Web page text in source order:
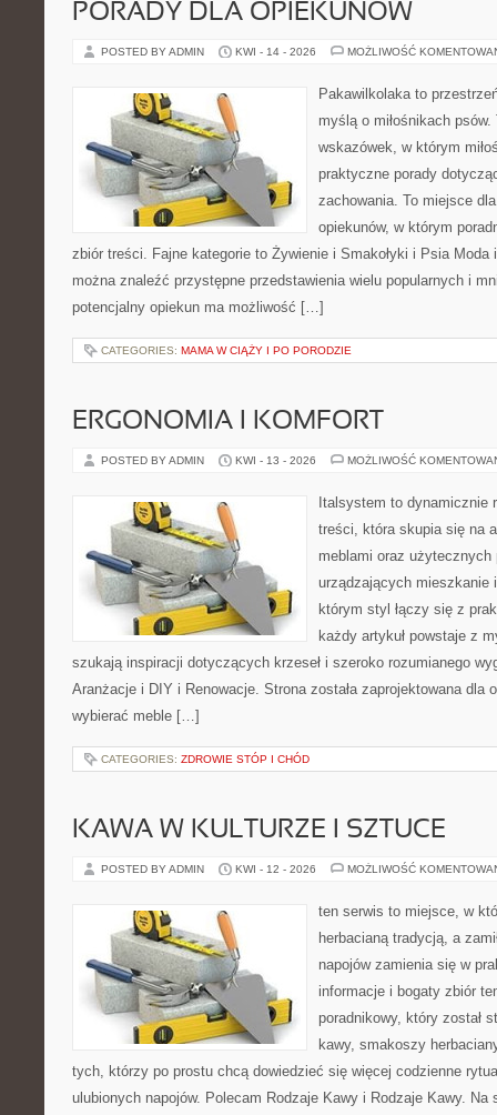
PORADY DLA OPIEKUNÓW
POSTED BY ADMIN KWI - 14 - 2026 MOŻLIWOŚĆ
Pakawilkolaka to
myślą o miłośnikach
wskazówek, w którym
praktyczne porady
zachowania. To miejsce
opiekunów, w którym
zbiór treści. Fajne kategorie to Żywienie i Smakołyki i Psia Moda
można znaleźć przystępne przedstawienia wielu popularnych i
potencjalny opiekun ma możliwość […]
CATEGORIES: MAMA W CIĄŻY I PO PORODZIE
ERGONOMIA I KOMFORT
POSTED BY ADMIN KWI - 13 - 2026 MOŻLIWOŚĆ
Italsystem to dynamicznie
treści, która skupia się na
meblami oraz użytecznych
urządzających mieszkanie
którym styl łączy się z
każdy artykuł powstaje z
szukają inspiracji dotyczących krzeseł i szeroko rozumianego
Aranżacje i DIY i Renowacje. Strona została zaprojektowana dla
wybierać meble […]
CATEGORIES: ZDROWIE STÓP I CHÓD
KAWA W KULTURZE I SZTUCE
POSTED BY ADMIN KWI - 12 - 2026 MOŻLIWOŚĆ
ten serwis to miejsce, w
herbacianą tradycją, a
napojów zamienia się w
informacje i bogaty zbiór
poradnikowy, który został
kawy, smakoszy
tych, którzy po prostu chcą dowiedzieć się więcej codzienne
ulubionych napojów. Polecam Rodzaje Kawy i Rodzaje Kawy. Na